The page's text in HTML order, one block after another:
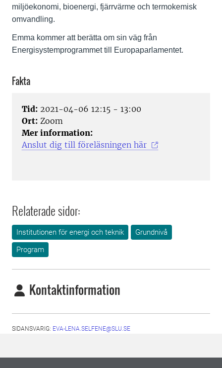
miljöekonomi, bioenergi, fjärrvärme och termokemisk
omvandling.
Emma kommer att berätta om sin väg från
Energisystemprogrammet till Europaparlamentet.
Fakta
Tid: 2021-04-06 12:15 - 13:00
Ort: Zoom
Mer information:
Anslut dig till föreläsningen här
Relaterade sidor:
Institutionen för energi och teknik
Grundnivå
Program
Kontaktinformation
SIDANSVARIG: EVA-LENA.SELFENE@SLU.SE